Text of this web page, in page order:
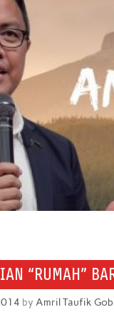
“RUMAH”
byAmril Taufik